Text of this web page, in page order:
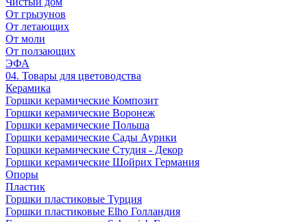
От грызунов
От летающих
От моли
От ползающих
ЭФА
04. Товары для цветоводства
Керамика
Горшки керамические Композит
Горшки керамические Воронеж
Горшки керамические Польша
Горшки керамические Сады Аурики
Горшки керамические Студия - Декор
Горшки керамические Шойрих Германия
Опоры
Пластик
Горшки пластиковые Турция
Горшки пластиковые Elho Голландия